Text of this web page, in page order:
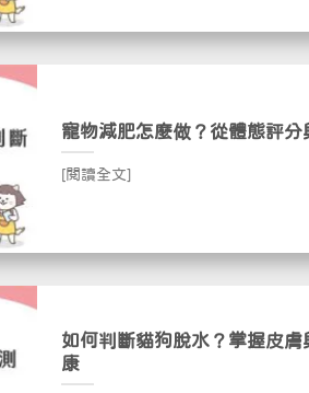
寵物減肥怎麼做？從體態評
[閱讀全文]
如何判斷貓狗脫水？掌握皮
康